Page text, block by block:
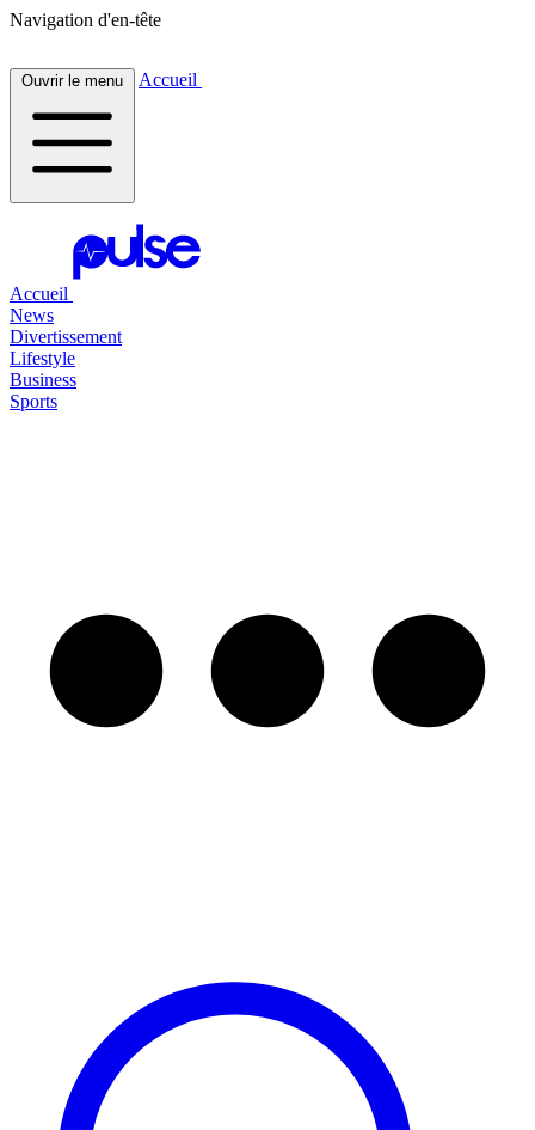
Navigation d'en-tête
Ouvrir le menu Accueil
Accueil
News
Divertissement
Lifestyle
Business
Sports